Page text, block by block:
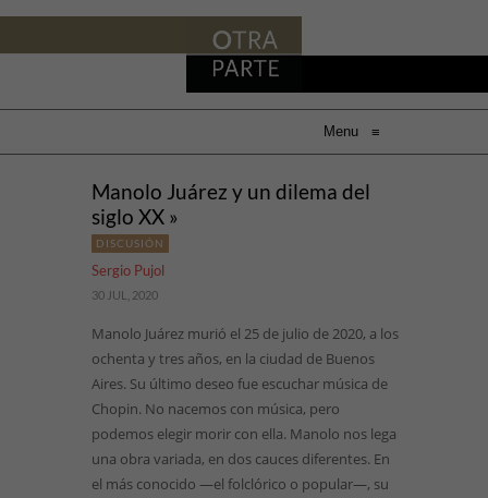
Menu ≡
Manolo Juárez y un dilema del
siglo XX »
DISCUSIÓN
Sergio Pujol
30 JUL, 2020
Manolo Juárez murió el 25 de julio de 2020, a los
ochenta y tres años, en la ciudad de Buenos
Aires. Su último deseo fue escuchar música de
Chopin. No nacemos con música, pero
podemos elegir morir con ella. Manolo nos lega
una obra variada, en dos cauces diferentes. En
el más conocido —el folclórico o popular—, su